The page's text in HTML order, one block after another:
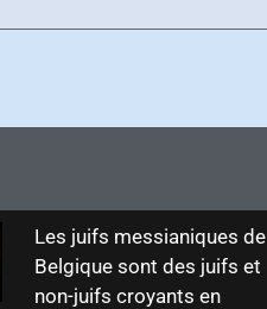
Les juifs messianiques de
Belgique sont des juifs et
non-juifs croyants en